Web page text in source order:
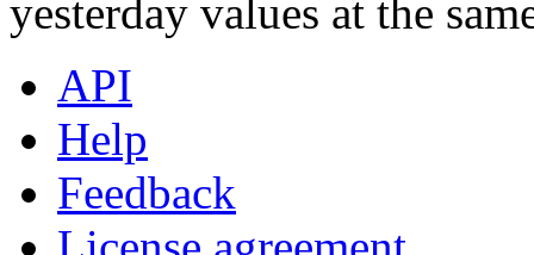
yesterday values at the
API
Help
Feedback